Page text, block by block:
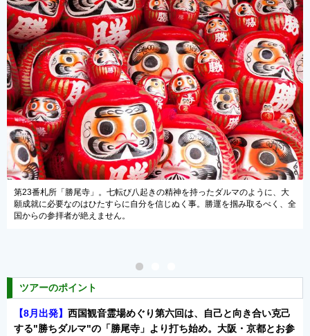
ルマのように、大
掴み取るべく、全
第24番札所「中山寺」。当寺の「鐘の緒」は出産の無事
の腹帯」として知られ、わが国でも随一の霊跡と、古来よ
て深く信仰されてきました。
ツアーのポイント
【8月出発】 西国観音霊場めぐり第六回は、自己と向き合い克己
する"勝ちダルマ"の「勝尾寺」より打ち始め。大阪・京都とお参